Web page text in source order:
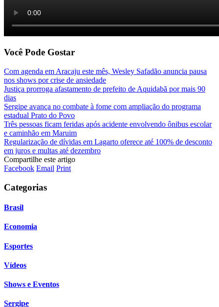
Você Pode Gostar
Com agenda em Aracaju este mês, Wesley Safadão anuncia pausa
nos shows por crise de ansiedade
Justiça prorroga afastamento de prefeito de Aquidabã por mais 90
dias
Sergipe avança no combate à fome com ampliação do programa
estadual Prato do Povo
Três pessoas ficam feridas após acidente envolvendo ônibus escolar
e caminhão em Maruim
Regularização de dívidas em Lagarto oferece até 100% de desconto
em juros e multas até dezembro
Compartilhe este artigo
Facebook Email Print
Categorias
Brasil
Economia
Esportes
Vídeos
Shows e Eventos
Sergipe